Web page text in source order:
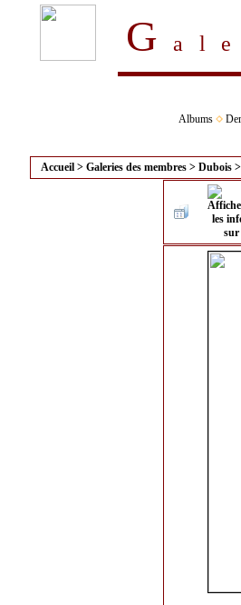
G
Albums
Accueil > Galeries des membres > Dubois >